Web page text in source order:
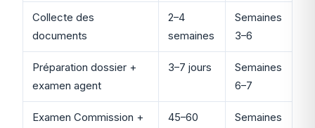
Collecte des
documents
2–4
semaines
Semaines
3–6
Préparation dossier +
examen agent
3–7 jours
Semaines
6–7
Examen Commission +
45–60
Semaines